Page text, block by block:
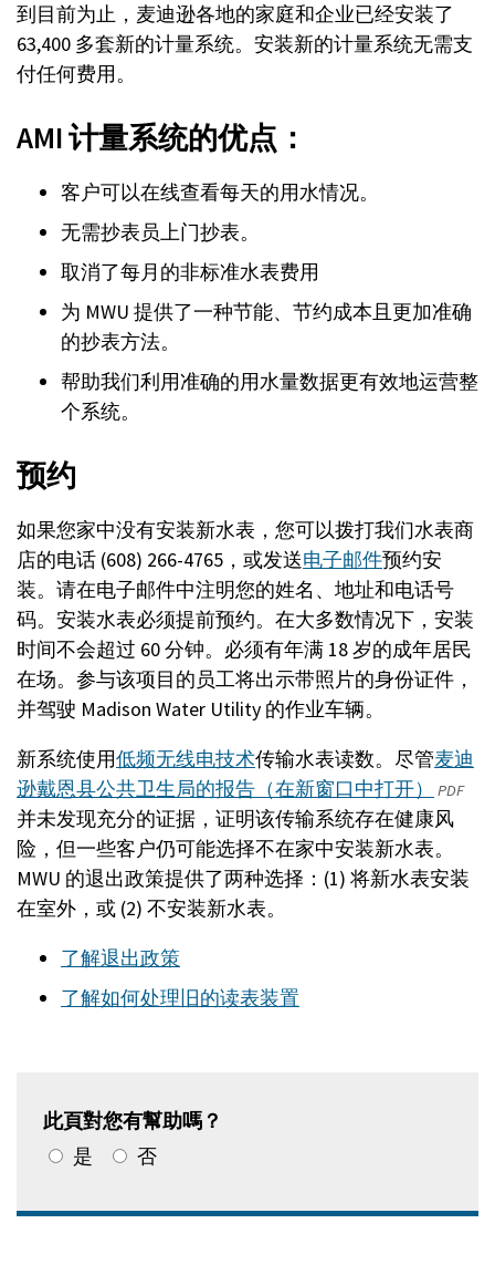
到目前为止，麦迪逊各地的家庭和企业已经安装了
63,400 多套新的计量系统。安装新的计量系统无需支
付任何费用。
AMI 计量系统的优点：
客户可以在线查看每天的用水情况。
无需抄表员上门抄表。
取消了每月的非标准水表费用
为 MWU 提供了一种节能、节约成本且更加准确
的抄表方法。
帮助我们利用准确的用水量数据更有效地运营整
个系统。
预约
如果您家中没有安装新水表，您可以拨打我们水表商
店的电话 (608) 266-4765，或发送电子邮件预约安
装。请在电子邮件中注明您的姓名、地址和电话号
码。安装水表必须提前预约。在大多数情况下，安装
时间不会超过 60 分钟。必须有年满 18 岁的成年居民
在场。参与该项目的员工将出示带照片的身份证件，
并驾驶 Madison Water Utility 的作业车辆。
新系统使用低频无线电技术传输水表读数。尽管麦迪
逊戴恩县公共卫生局的报告（在新窗口中打开）
(將
在
一
個
PDF
并未发现充分的证据，证明该传输系统存在健康风
险，但一些客户仍可能选择不在家中安装新水表。
MWU 的退出政策提供了两种选择：(1) 将新水表安装
在室外，或 (2) 不安装新水表。
了解退出政策
了解如何处理旧的读表装置
此頁對您有幫助嗎？
是
否